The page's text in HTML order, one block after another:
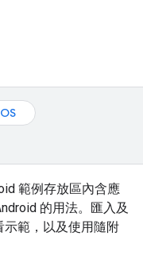
範例存放區內含應
的用法。匯入及
範，以及使用隨附